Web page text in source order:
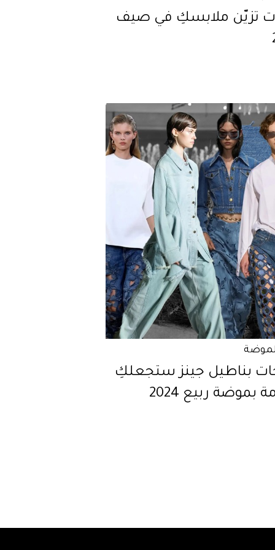
تزيّن ملابسكِ في صيف
بناطيل جينز ستجعلكِ
بموضة ربيع 2024